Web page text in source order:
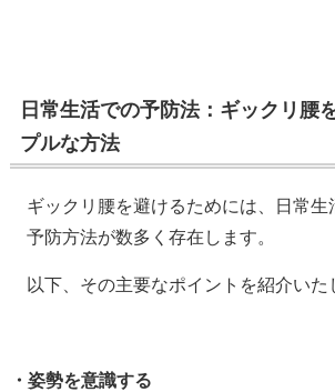
日常生活での予防法：ギックリ腰
プルな方法
ギックリ腰を避けるためには、日常生
予防方法が数多く存在します。
以下、その主要なポイントを紹介いた
・姿勢を意識する